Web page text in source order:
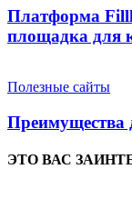
Платформа
площадка для
Полезные сайты
Преимущества
ЭТО ВАС